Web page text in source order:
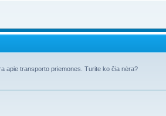
apie transporto priemones. Turite ko čia nėra?